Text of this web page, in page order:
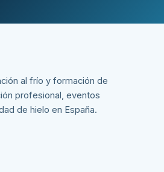
al frío y formación de
profesional, eventos
de hielo en España.